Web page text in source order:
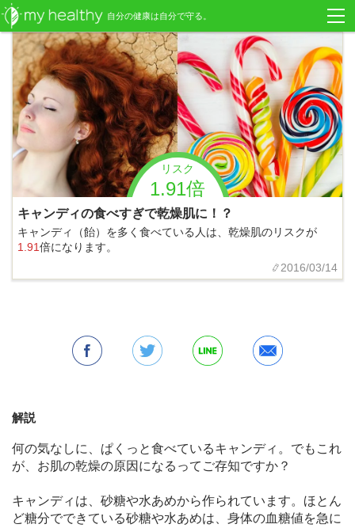
リスク
1.91倍
キャンディの食べすぎで乾燥肌に！？
キャンディ（飴）を多く食べている人は、乾燥肌のリスクが
1.91倍になります。
2016/03/14
解説
何の気なしに、ぱくっと食べているキャンディ。でもこれ
が、お肌の乾燥の原因になるってご存知ですか？
キャンディは、砂糖や水あめから作られています。ほとん
ど糖分でできている砂糖や水あめは、身体の血糖値を急に
自分の健康は自分で守る。